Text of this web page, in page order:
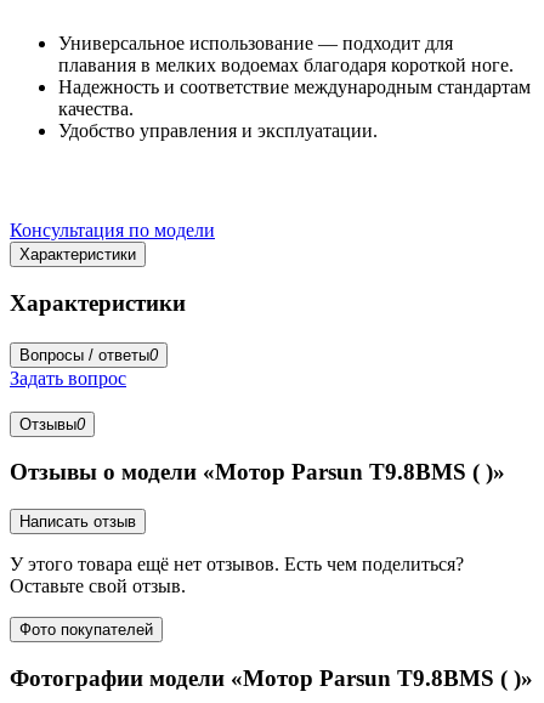
Универсальное использование — подходит для
плавания в мелких водоемах благодаря короткой ноге.
Надежность и соответствие международным стандартам
качества.
Удобство управления и эксплуатации.
Консультация по модели
Характеристики
Характеристики
Вопросы / ответы0
Задать вопрос
Отзывы0
Отзывы о модели «Мотор Parsun T9.8BMS ( )»
Написать отзыв
У этого товара ещё нет отзывов. Есть чем поделиться?
Оставьте свой отзыв.
Фото покупателей
Фотографии модели «Мотор Parsun T9.8BMS ( )»